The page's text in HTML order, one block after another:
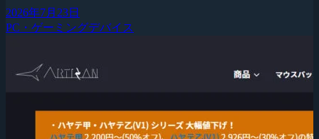
2026年7月23日
PC・ゲーミングデバイス